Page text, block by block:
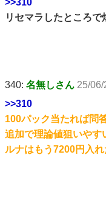
リセマラしたところ
340: 名無しさん 25/
>>310
100パック当たれば問
追加で理論値狙いやす
ルナはもう7200円入